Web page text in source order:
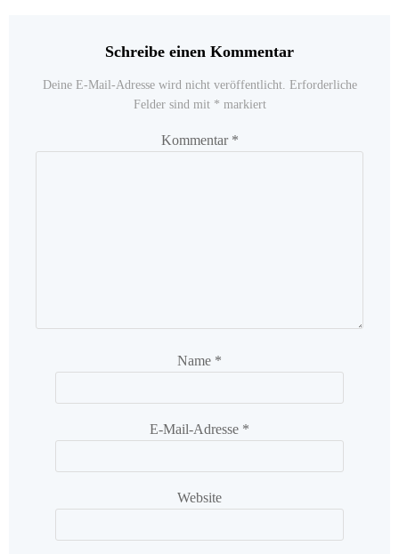
Schreibe einen Kommentar
Deine E-Mail-Adresse wird nicht veröffentlicht. Erforderliche
Felder sind mit * markiert
Kommentar *
Name *
E-Mail-Adresse *
Website